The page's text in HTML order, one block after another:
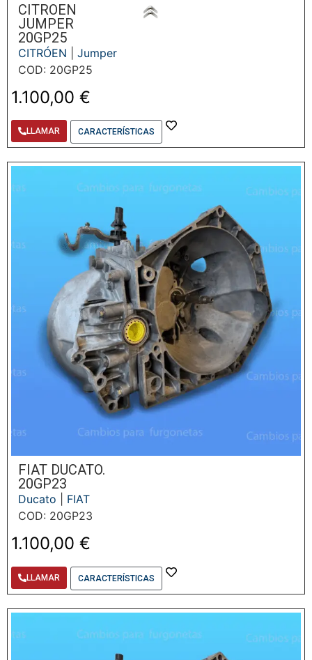
CITROEN
JUMPER
20GP25
CITRÓEN
Jumper
COD: 20GP25
1.100,00 €
LLAMAR CARACTERÍSTICAS
FIAT DUCATO.
20GP23
Ducato
FIAT
COD: 20GP23
1.100,00 €
LLAMAR CARACTERÍSTICAS